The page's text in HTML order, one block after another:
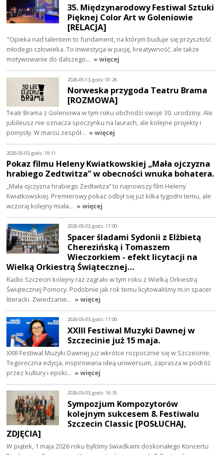
35. Międzynarodowy Festiwal Sztuki
Pięknej Color Art w Goleniowie
[RELACJA]
"Opieka nad talentem to fundament, na którym buduje się przyszłość
młodego człowieka. To inwestycja w pasję, kreatywność, ale także
motywowanie do dalszego… » więcej
2026-05-13, godz. 01:26
Norweska przygoda Teatru Brama
[ROZMOWA]
Teatr Brama z Goleniowa w tym roku obchodzi swoje 30. urodziny. Ale
jubileusz nie oznacza spoczynku na laurach, ale kolejne projekty i
pomysły. W marcu zespół… » więcej
2026-05-03, godz. 18:11
Pokaz filmu Heleny Kwiatkowskiej „Mała ojczyzna
hrabiego Zedtwitza” w obecności wnuka bohatera.
„Mała ojczyzna hrabiego Zedtwitza” to najnowszy film Heleny
Kwiatkowskiej. Premierowy pokaz odbył się już kilka tygodni temu, ale
wczoraj kolejny miała… » więcej
2026-05-03, godz. 17:00
Spacer śladami Sydonii z Elżbietą
Cherezińską i Tomaszem
Wieczorkiem - efekt licytacji na
Wielką Orkiestrą Świątecznej…
Radio Szczecin kolejny raz zagrało w tym roku z Wielką Orkiestrą
Świątecznej Pomocy. Podobnie jak rok temu licytowaliśmy m.in spacer
literacki. Zwiedzanie… » więcej
2026-05-03, godz. 17:00
XXIII Festiwal Muzyki Dawnej w
Szczecinie już 15 maja.
XXIII Festiwal Muzyki Dawnej już wkrótce rozpocznie się w Szczecinie.
Tegoroczna edycja, inspirowana ideą uniwersum, zaprasza w podróż
przez kultury i epoki… » więcej
2026-05-03, godz. 16:35
Sympozjum Kompozytorów
kolejnym sukcesem 8. Festiwalu
Szczecin Classic [POSŁUCHAJ,
ZDJĘCIA]
W piątek, 1 maja 2026 roku byliśmy świadkami doskonałego Koncertu